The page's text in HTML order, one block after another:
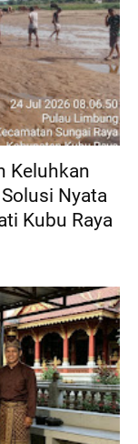
Keluhkan
Nyata
Kubu Raya